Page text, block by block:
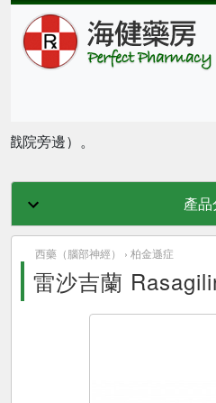
院旁邊）。
產
西藥（腦部神經） › 柏金遜症